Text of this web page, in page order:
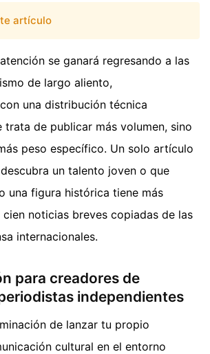
artículo
se ganará regresando a las
de largo aliento,
una distribución técnica
trata de publicar más volumen, sino
peso específico. Un solo artículo
un talento joven o que
una figura histórica tiene más
noticias breves copiadas de las
internacionales.
para creadores de
independientes
de lanzar tu propio
cultural en el entorno